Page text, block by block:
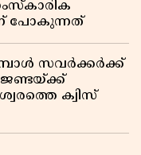
പോകുന്നത്
സവർക്കർക്ക്
ക്വിസ്